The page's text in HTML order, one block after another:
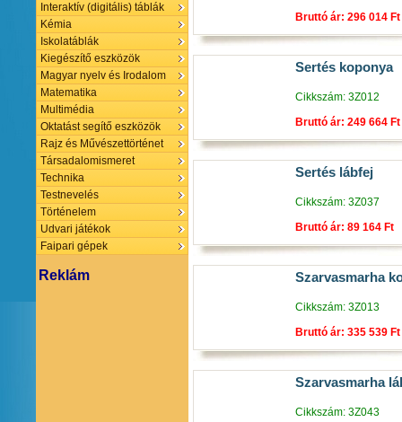
Interaktív (digitális) táblák
Kémia
Iskolatáblák
Kiegészítő eszközök
Magyar nyelv és Irodalom
Matematika
Multimédia
Oktatást segítő eszközök
Rajz és Művészettörténet
Társadalomismeret
Technika
Testnevelés
Történelem
Udvari játékok
Faipari gépek
Reklám
Bruttó ár: 296 014 Ft
Sertés koponya
Cikkszám: 3Z012
Bruttó ár: 249 664 Ft
Sertés lábfej
Cikkszám: 3Z037
Bruttó ár: 89 164 Ft
Szarvasmarha
Cikkszám: 3Z013
Bruttó ár: 335 539 Ft
Szarvasmarha
Cikkszám: 3Z043